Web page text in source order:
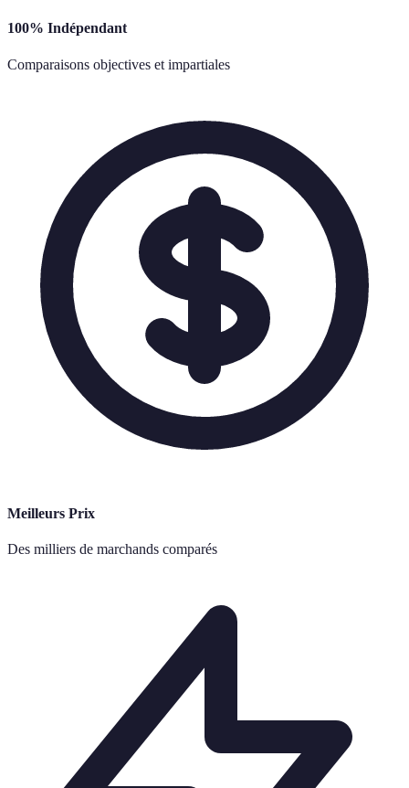
100% Indépendant
Comparaisons objectives et impartiales
Meilleurs Prix
Des milliers de marchands comparés